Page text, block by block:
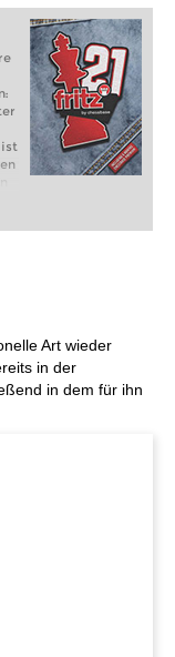
ist
Art wieder
in der
in dem für ihn